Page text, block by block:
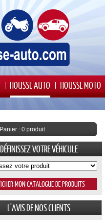
HOUSSE AUTO HOUSSE MOTO
Panier : 0 produit
DÉFINISSEZ VOTRE VÉHICULE
L'AVIS DE NOS CLIENTS